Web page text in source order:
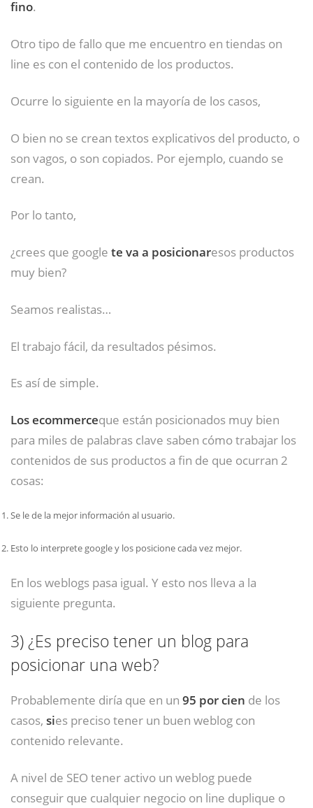
fino.
Otro tipo de fallo que me encuentro en tiendas on
line es con el contenido de los productos.
Ocurre lo siguiente en la mayoría de los casos,
O bien no se crean textos explicativos del producto, o
son vagos, o son copiados. Por ejemplo, cuando se
crean.
Por lo tanto,
¿crees que google te va a posicionaresos productos
muy bien?
Seamos realistas…
El trabajo fácil, da resultados pésimos.
Es así de simple.
Los ecommerceque están posicionados muy bien
para miles de palabras clave saben cómo trabajar los
contenidos de sus productos a fin de que ocurran 2
cosas:
Se le de la mejor información al usuario.
Esto lo interprete google y los posicione cada vez mejor.
En los weblogs pasa igual. Y esto nos lleva a la
siguiente pregunta.
3)¿Es preciso tener un blog para
posicionar una web?
Probablemente diría que en un 95 por cien de los
casos, sies preciso tener un buen weblog con
contenido relevante.
A nivel de SEO tener activo un weblog puede
conseguir que cualquier negocio on line duplique o